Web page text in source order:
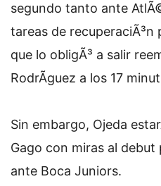
segundo tanto ante
tareas de recuperaciÃ³n
que lo obligÃ³ a salir
RodrÃ­guez a los 17
Sin embargo, Ojeda
Gago con miras al debut
ante Boca Juniors.